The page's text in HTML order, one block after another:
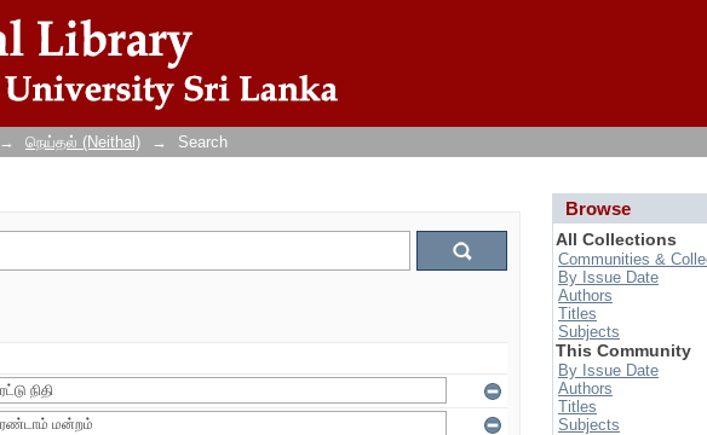
→ நெய்தல் (Neithal) → Search
Browse
All Collections
Communities &
By Issue Date
Authors
Titles
Subjects
This Community
By Issue Date
Authors
Titles
Subjects